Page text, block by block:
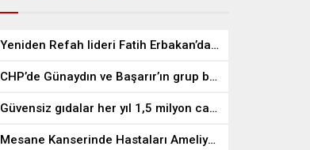
Yeniden Refah lideri Fatih Erbakan’dan Mustafa Destici’ye ziyaret
CHP’de Günaydın ve Başarır’ın grup başkanvekilliği düştü
Güvensiz gıdalar her yıl 1,5 milyon can alıyor
Mesane Kanserinde Hastaları Ameliyattan Kurtaran İlaç